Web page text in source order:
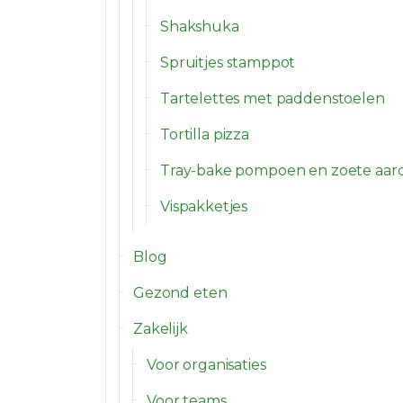
Shakshuka
Spruitjes stamppot
Tartelettes met paddenstoelen
Tortilla pizza
Tray-bake pompoen en zoete
Vispakketjes
Blog
Gezond eten
Zakelijk
Voor organisaties